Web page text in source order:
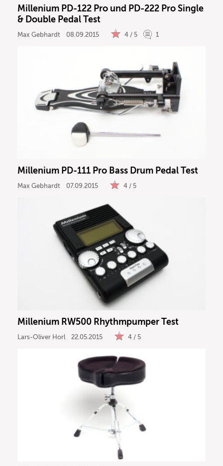
Millenium PD-122 Pro und PD-222 Pro Single
& Double Pedal Test
Max Gebhardt 08.09.2015 4 / 5 1
Millenium PD-111 Pro Bass Drum Pedal Test
Max Gebhardt 07.09.2015 4 / 5
Millenium RW500 Rhythmpumper Test
Lars-Oliver Horl 22.05.2015 4 / 5